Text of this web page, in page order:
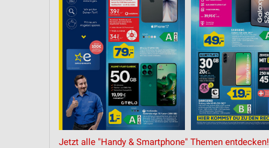
Jetzt alle "Handy & Smartphone" Themen entdecken!